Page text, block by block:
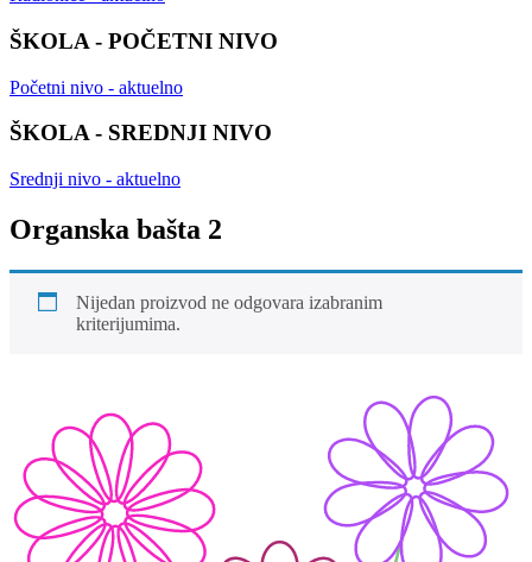
ŠKOLA - POČETNI NIVO
Početni nivo - aktuelno
ŠKOLA - SREDNJI NIVO
Srednji nivo - aktuelno
Organska bašta 2
Nijedan proizvod ne odgovara izabranim
kriterijumima.